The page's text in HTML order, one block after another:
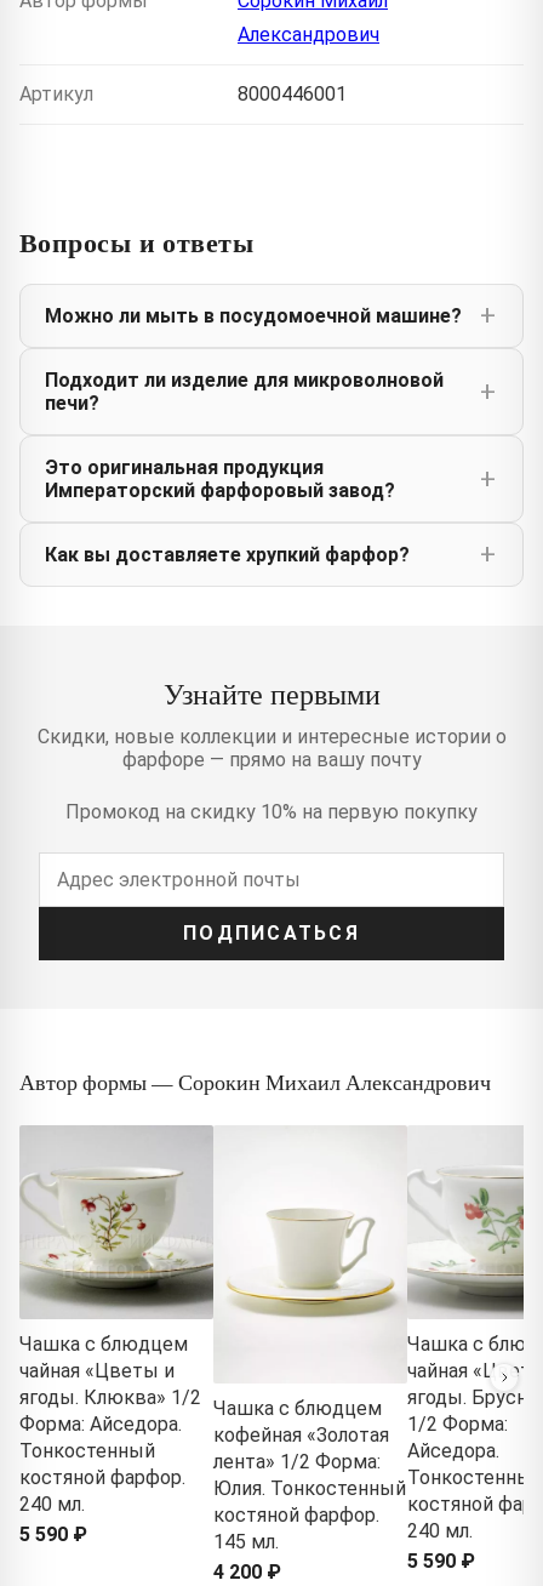
Александрович
Артикул 8000446001
Вопросы и ответы
Можно ли мыть в посудомоечной машине?
Подходит ли изделие для микроволновой
печи?
Это оригинальная продукция
Императорский фарфоровый завод?
Как вы доставляете хрупкий фарфор?
Узнайте первыми
Скидки, новые коллекции и интересные истории о
фарфоре — прямо на вашу почту
Промокод на скидку 10% на первую покупку
ПОДПИСАТЬСЯ
Автор формы — Сорокин Михаил Александрович
Чашка с блюдцем
чайная «Цветы и
ягоды. Клюква» 1/2
Форма: Айседора.
Тонкостенный
костяной фарфор.
240 мл.
5 590 ₽
Чашка с блюдцем
кофейная «Золотая
лента» 1/2 Форма:
Юлия. Тонкостенный
костяной фарфор.
145 мл.
4 200 ₽
Чашка с
чайная
ягоды.
1/2 Форма:
Айседора.
Тонкостенный
костяной
240 мл.
5 590 ₽